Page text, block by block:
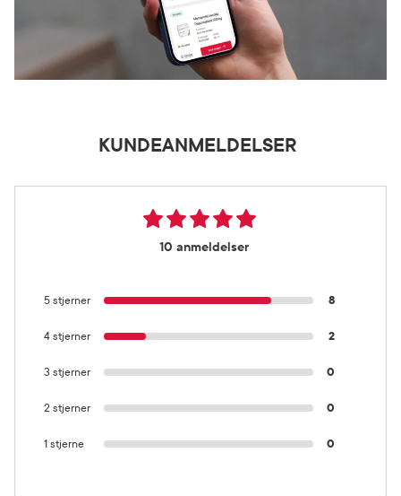
KUNDEANMELDELSER
10 anmeldelser
5 stjerner 8
4 stjerner 2
3 stjerner 0
2 stjerner 0
1 stjerne 0